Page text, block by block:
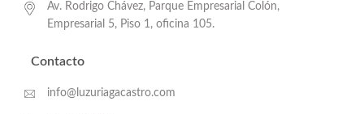
Av. Rodrigo Chávez, Parque Empresarial Colón,
Empresarial 5, Piso 1, oficina 105.
Contacto
info@luzuriagacastro.com